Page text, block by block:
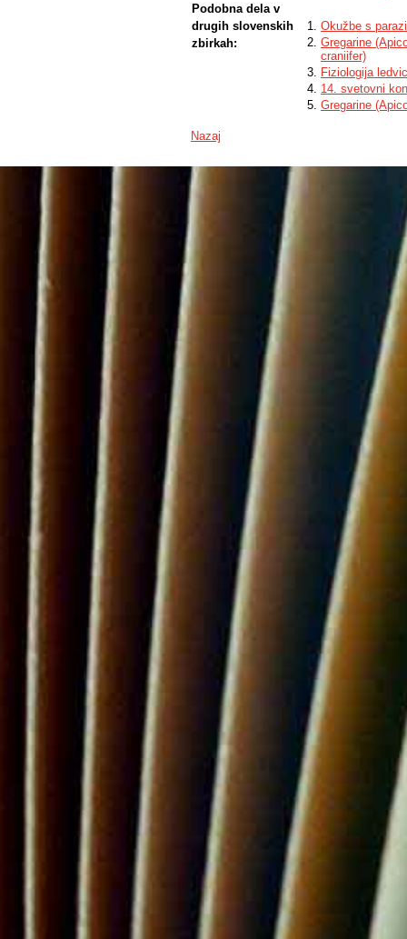
Podobna dela v
drugih slovenskih
zbirkah:
Okužbe s
Gregarine
craniifer)
Fiziologija ledvic
14. svetovni
Gregarine
Nazaj